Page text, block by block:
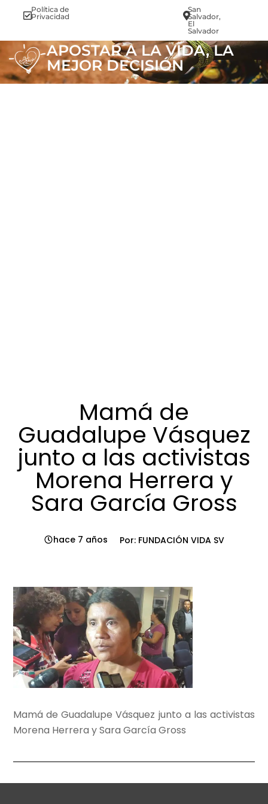
Política de
Privacidad
San
Salvador,
El
Salvador
APOSTAR A LA VIDA, LA
MEJOR DECISIÓN
Mamá de
Guadalupe Vásquez
junto a las activistas
Morena Herrera y
Sara García Gross
hace 7 años Por: FUNDACIÓN VIDA SV
Mamá de Guadalupe Vásquez junto a las activistas
Morena Herrera y Sara García Gross